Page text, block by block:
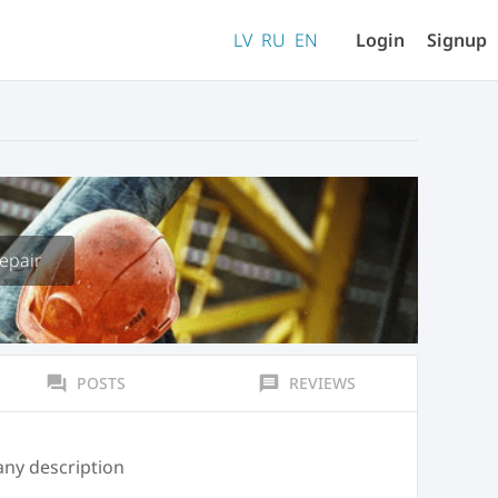
LV RU EN Login Signup
forum POSTS message REVIEWS
description